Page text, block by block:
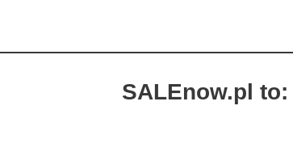
SALEnow.pl to: